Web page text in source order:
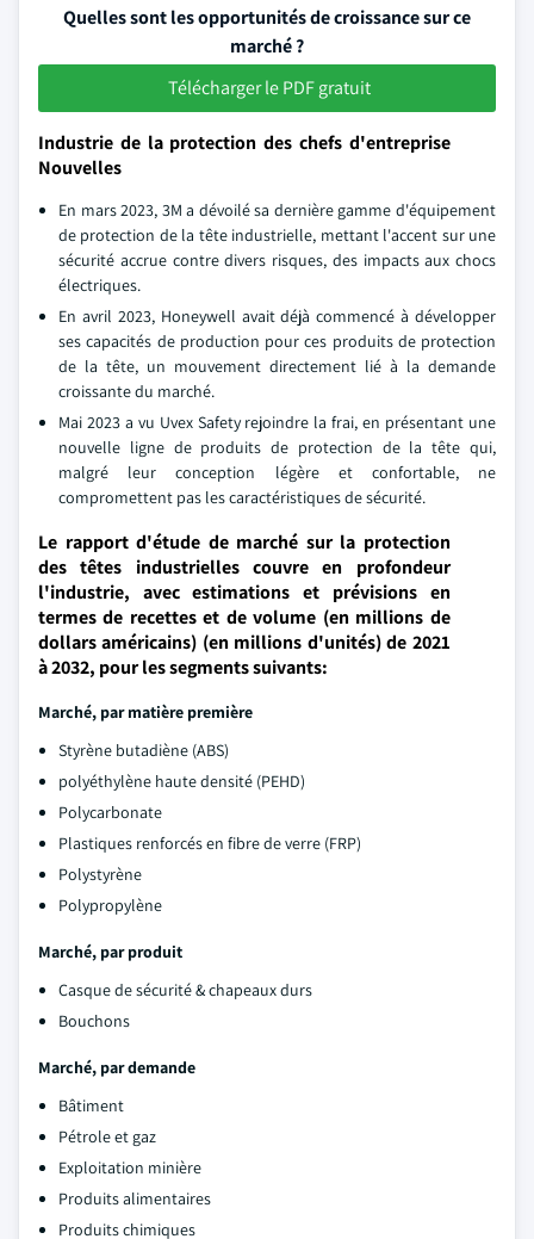
Quelles sont les opportunités de croissance sur ce
marché ?
Télécharger le PDF gratuit
Industrie de la protection des chefs d'entreprise
Nouvelles
En mars 2023, 3M a dévoilé sa dernière gamme d'équipement
de protection de la tête industrielle, mettant l'accent sur une
sécurité accrue contre divers risques, des impacts aux chocs
électriques.
En avril 2023, Honeywell avait déjà commencé à développer
ses capacités de production pour ces produits de protection
de la tête, un mouvement directement lié à la demande
croissante du marché.
Mai 2023 a vu Uvex Safety rejoindre la frai, en présentant une
nouvelle ligne de produits de protection de la tête qui,
malgré leur conception légère et confortable, ne
compromettent pas les caractéristiques de sécurité.
Le rapport d'étude de marché sur la protection
des têtes industrielles couvre en profondeur
l'industrie, avec estimations et prévisions en
termes de recettes et de volume (en millions de
dollars américains) (en millions d'unités) de 2021
à 2032, pour les segments suivants:
Marché, par matière première
Styrène butadiène (ABS)
polyéthylène haute densité (PEHD)
Polycarbonate
Plastiques renforcés en fibre de verre (FRP)
Polystyrène
Polypropylène
Marché, par produit
Casque de sécurité & chapeaux durs
Bouchons
Marché, par demande
Bâtiment
Pétrole et gaz
Exploitation minière
Produits alimentaires
Produits chimiques